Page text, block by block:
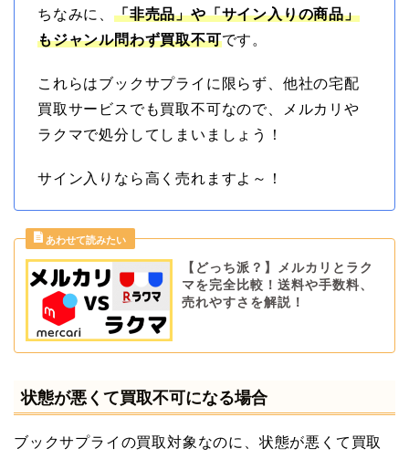
ちなみに、 「非売品」や「サイン入りの商品」
もジャンル問わず買取不可です。
これらはブックサプライに限らず、他社の宅配
買取サービスでも買取不可なので、メルカリや
ラクマで処分してしまいましょう！
サイン入りなら高く売れますよ～！
【どっち派？】メルカリとラク
マを完全比較！送料や手数料、
売れやすさを解説！
状態が悪くて買取不可になる場合
ブックサプライの買取対象なのに、状態が悪くて買取